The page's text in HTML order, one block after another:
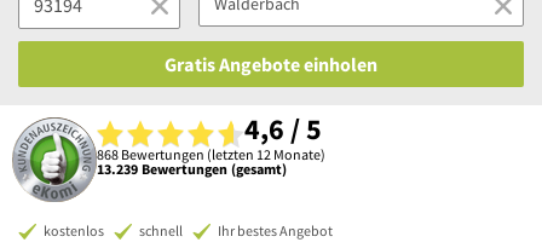
Gratis Angebote einholen
4,6 / 5
868 Bewertungen (letzten 12 Monate)
13.239 Bewertungen (gesamt)
kostenlos schnell Ihr bestes Angebot